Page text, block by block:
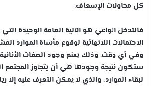
كل محاولات الإسعاف.
فالتدخل الواعي هو الآلية العامة الوحيدة
الاحتمالات اللانهائية لوقوع مأساة الموارد
وفي أي وقت. وذلك بمنع وجود الصفات الأنانية
ستكون نتيجة وجودها هي أن يتجاوز المجتمع
لبقاء الموارد، والذي لا يمكن التعرف عليه إلا